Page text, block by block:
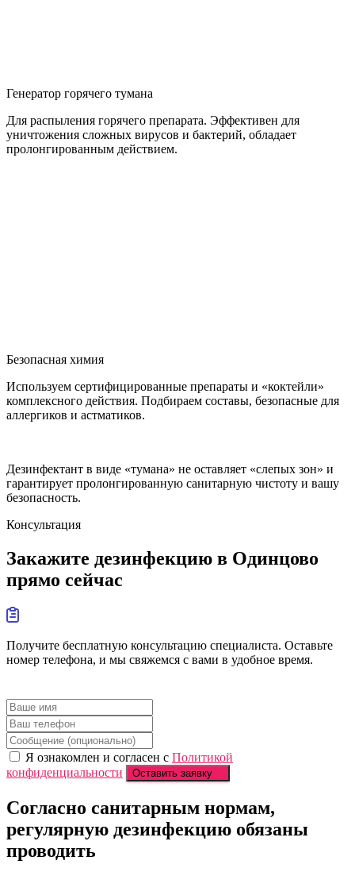
Генератор горячего тумана
Для распыления горячего препарата. Эффективен для
уничтожения сложных вирусов и бактерий, обладает
пролонгированным действием.
Безопасная химия
Используем сертифицированные препараты и «коктейли»
комплексного действия. Подбираем составы, безопасные для
аллергиков и астматиков.
Дезинфектант в виде «тумана» не оставляет «слепых зон» и
гарантирует пролонгированную санитарную чистоту и вашу
безопасность.
Консультация
Закажите дезинфекцию в Одинцово
прямо сейчас
Получите бесплатную консультацию специалиста. Оставьте
номер телефона, и мы свяжемся с вами в удобное время.
Я ознакомлен и согласен с Политикой
конфиденциальности
Оставить заявку
Согласно санитарным нормам,
регулярную дезинфекцию обязаны
проводить